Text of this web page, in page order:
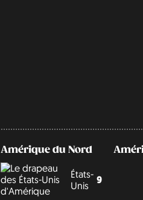
Amérique du Nord
États-
Unis
9